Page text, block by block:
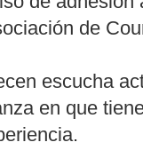
de
escucha
en que